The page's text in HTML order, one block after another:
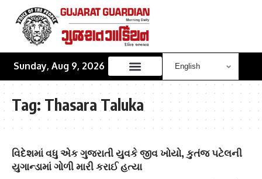
Sunday, Aug 9, 2026
Tag: Thasara Taluka
વિદેશમાં વધુ એક ગુજરાતી યુવકે જીવ ખોયો, કુતંજ પટેલની
યુગાન્ડામાં ગોળી મારી કરાઈ હત્યા